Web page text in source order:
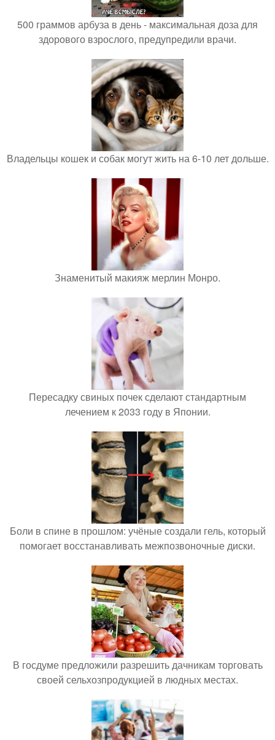
500 граммов арбуза в день - максимальная доза для
здорового взрослого, предупредили врачи.
Владельцы кошек и собак могут жить на 6-10 лет дольше.
Знаменитый макияж мерлин Монро.
Пересадку свиных почек сделают стандартным
лечением к 2033 году в Японии.
Боли в спине в прошлом: учёные создали гель, который
помогает восстанавливать межпозвоночные диски.
В госдуме предложили разрешить дачникам торговать
своей сельхозпродукцией в людных местах.